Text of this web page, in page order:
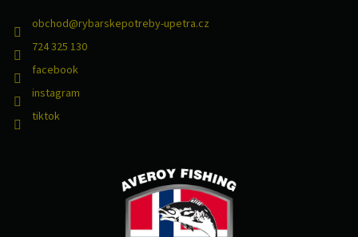
obchod@rybarskepotreby-upetra.cz
724 325 130
facebook
instagram
tiktok